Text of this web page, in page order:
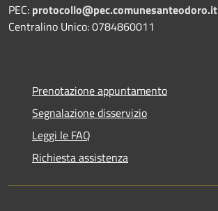
PEC: protocollo@pec.comunesanteodoro.it
Centralino Unico: 0784860011
Prenotazione appuntamento
Segnalazione disservizio
Leggi le FAQ
Richiesta assistenza